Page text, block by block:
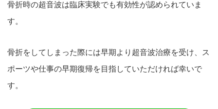
骨折時の超音波は臨床実験でも有効性が認められてい ま
す。
骨折をしてしまった際には早期より超音波治療を受け、
ス
ポーツや仕事の早期復帰を目指していただければ幸いで
す。